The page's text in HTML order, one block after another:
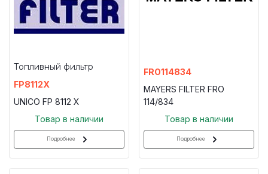
Топливный фильтр
FP8112X
UNICO FP 8112 X
Товар в наличии
Подробнее
FRO114834
MAYERS FILTER FRO
114/834
Товар в наличии
Подробнее